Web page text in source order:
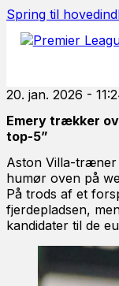
Spring til
20. jan. 2026 -
Emery trækker
top-5”
Aston Villa-træner
humør oven på
På trods af et
fjerdepladsen,
kandidater til de